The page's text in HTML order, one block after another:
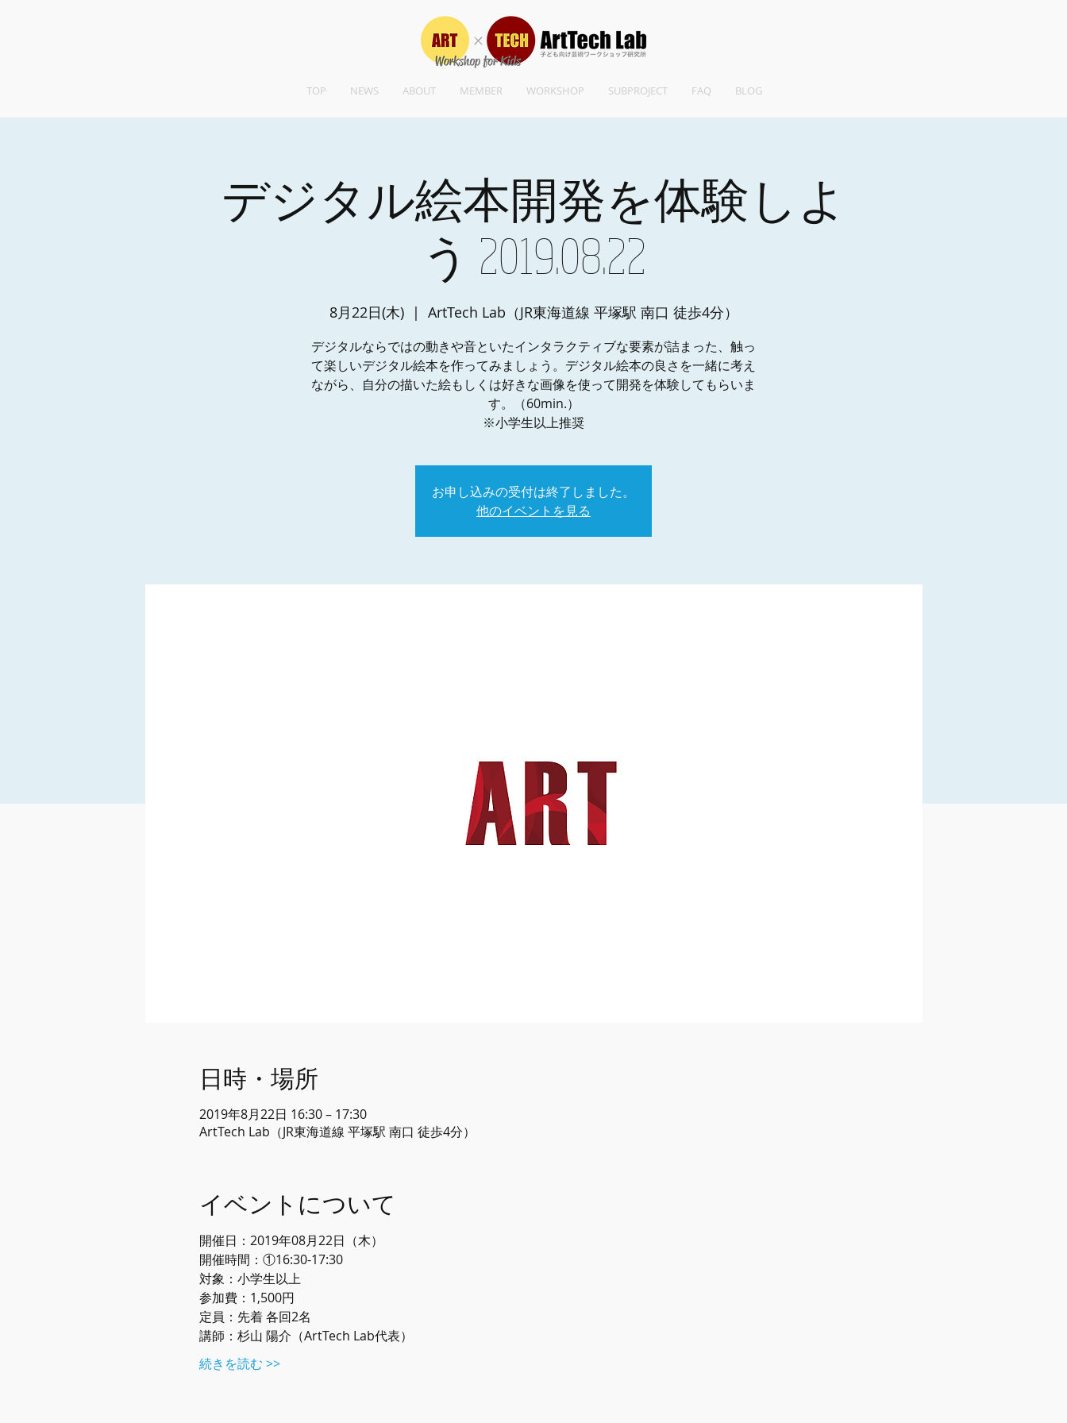
TOP NEWS ABOUT MEMBER WORKSHOP SUBPROJECT FAQ BLOG
デジタル絵本開発を体験しよ
う 2019.08.22
8月22日(木)
  |
ArtTech Lab（JR東海道線 平塚駅 南口 徒歩4分）
デジタルならではの動きや音といたインタラクティブな要素が詰まった、触っ
て楽しいデジタル絵本を作ってみましょう。デジタル絵本の良さを一緒に考え
ながら、自分の描いた絵もしくは好きな画像を使って開発を体験してもらいま
す。（60min.）
※小学生以上推奨
お申し込みの受付は終了しました。
他のイベントを見る
日時・場所
2019年8月22日 16:30 – 17:30
ArtTech Lab（JR東海道線 平塚駅 南口 徒歩4分）
イベントについて
開催日：2019年08月22日（木）
開催時間：①16:30-17:30
対象：小学生以上
参加費：1,500円
定員：先着 各回2名
講師：杉山 陽介（ArtTech Lab代表）
続きを読む >>